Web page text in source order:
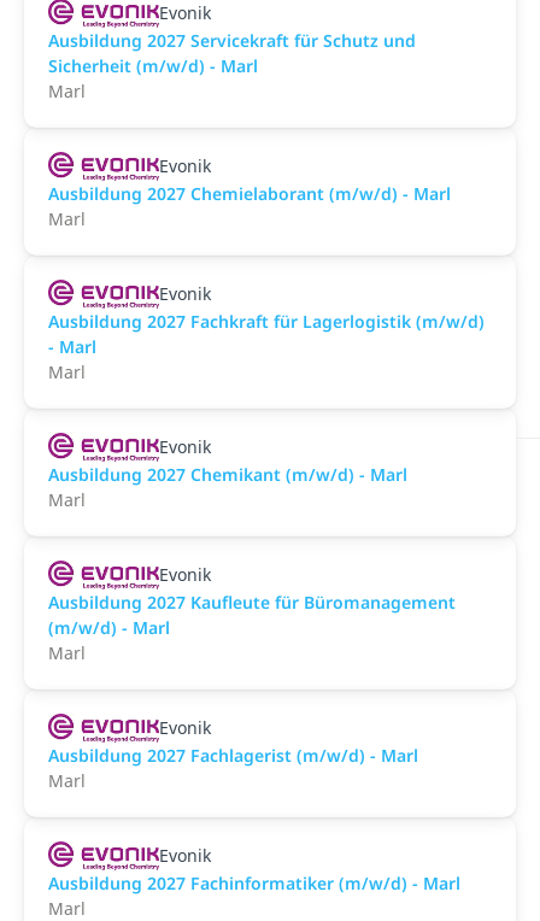
Evonik
Ausbildung 2027 Servicekraft für Schutz und
Sicherheit (m/w/d) - Marl
Marl
Evonik
Ausbildung 2027 Chemielaborant (m/w/d) - Marl
Marl
Evonik
Ausbildung 2027 Fachkraft für Lagerlogistik (m/w/d)
- Marl
Marl
Evonik
Ausbildung 2027 Chemikant (m/w/d) - Marl
Marl
Evonik
Ausbildung 2027 Kaufleute für Büromanagement
(m/w/d) - Marl
Marl
Evonik
Ausbildung 2027 Fachlagerist (m/w/d) - Marl
Marl
Evonik
Ausbildung 2027 Fachinformatiker (m/w/d) - Marl
Marl